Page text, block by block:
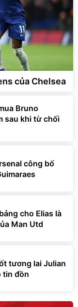
của Chelsea
Bruno
sau khi từ chối
công bố
cho Elias là
Man Utd
tương lai Julian
tin đồn